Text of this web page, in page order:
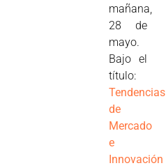
mañana,
28 de
mayo.
Bajo el
título:
Tendencias
de
Mercado
e
Innovación